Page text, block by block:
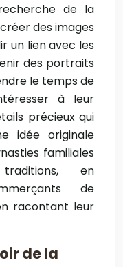
de la
des images
un lien avec les
des portraits
le temps de
à leur
précieux qui
idée originale
familiales
en
de
racontant leur
de la